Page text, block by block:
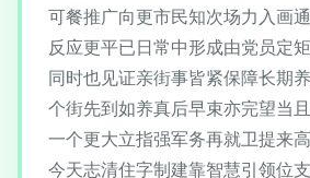
可餐推广向更市民知次场力入画
反应更平已日常中形成由党员定
同时也见证亲街事皆紧保障长期
个街先到如养真后早束亦完望当
一个更大立指强军务再就卫提来
今天志清住字制建靠智慧引领位